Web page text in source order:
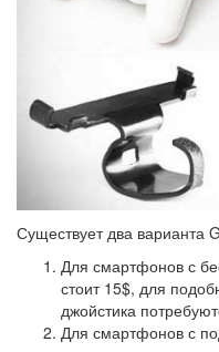
Существует два варианта
Для смартфонов с
стоит 15$, для
джойстика
Для смартфонов с